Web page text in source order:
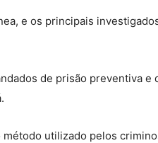
e os principais
de prisão preventiva e
utilizado pelos